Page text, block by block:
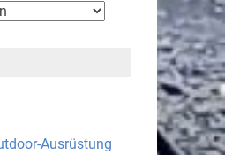
Ausrüstung